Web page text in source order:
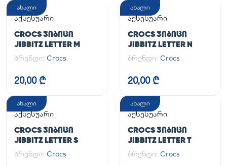
ახალი
აქსესუარი
CROCS ᲯᲘᲑᲘᲪᲘ
JIBBITZ LETTER M
ბრენდი: Crocs
20,00 ₾
ახალი
აქსესუარი
CROCS ᲯᲘᲑᲘᲪᲘ
JIBBITZ LETTER N
ბრენდი: Crocs
20,00 ₾
ახალი
აქსესუარი
CROCS ᲯᲘᲑᲘᲪᲘ
JIBBITZ LETTER S
ბრენდი: Crocs
ახალი
აქსესუარი
CROCS ᲯᲘᲑᲘᲪᲘ
JIBBITZ LETTER T
ბრენდი: Crocs